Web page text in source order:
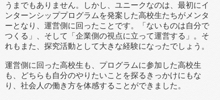
うまでもありません。しかし、ユニークなのは、最初にイ
ンターンシッププログラムを発案した高校生たちがメンタ
ーとなり、運営側に回ったことです。「ないものは自分で
つくる」、そして「企業側の視点に立って運営する」。そ
れもまた、探究活動として大きな経験になったでしょう。
運営側に回った高校生も、プログラムに参加した高校生
も、どちらも自分のやりたいことを探るきっかけにもな
り、社会人の働き方を体感することができました。